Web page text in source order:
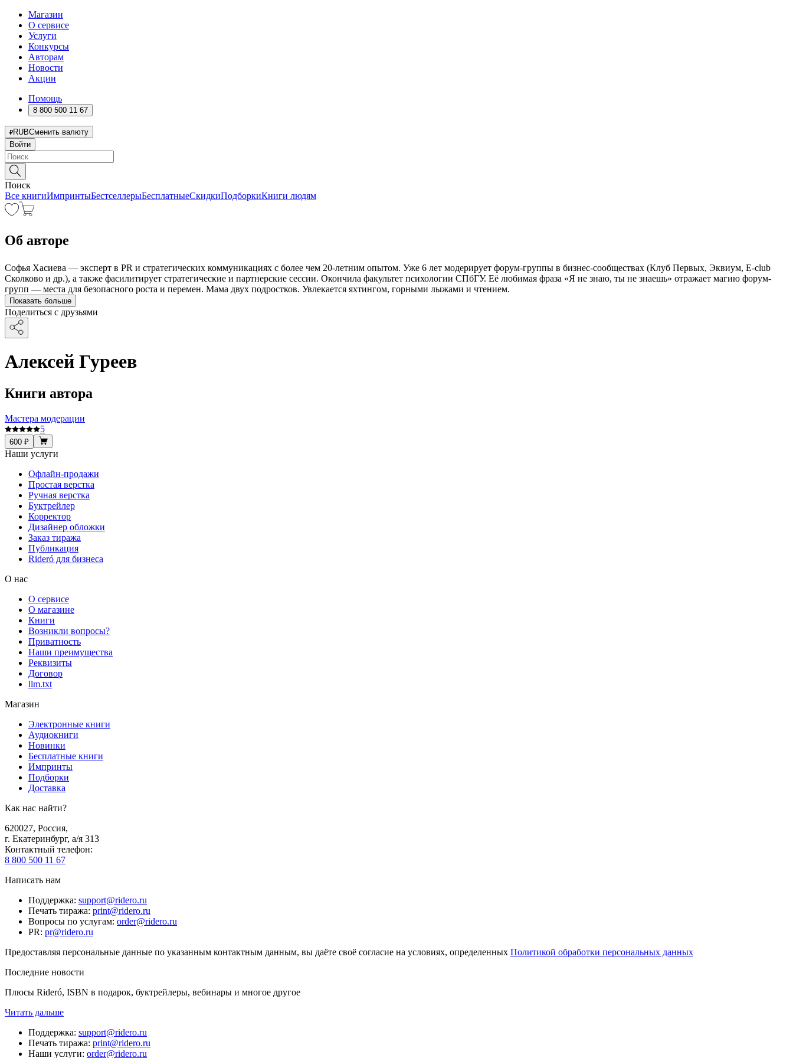
Магазин
О сервисе
Услуги
Конкурсы
Авторам
Новости
Акции
Помощь
8 800 500 11 67
RUBСменить валюту
Войти
Поиск
Все книгиИмпринтыБестселлерыБесплатныеСкидкиПодборкиКниги людям
Об авторе
Софья Хасиева — эксперт в PR и стратегических коммуникациях с более чем 20-летним опытом. Уже 6 лет модерирует форум-группы в бизнес-сообществах (Клуб Первых, Эквиум, E-club
Сколково и др.), а также фасилитирует стратегические и партнерские сессии. Окончила факультет психологии СПбГУ. Её любимая фраза «Я не знаю, ты не знаешь» отражает магию форум-
групп — места для безопасного роста и перемен. Мама двух подростков. Увлекается яхтингом, горными лыжами и чтением.
Показать больше
Поделиться с друзьями
Алексей Гуреев
Книги автора
Мастера модерации
5
600 ₽
Наши услуги
Офлайн-продажи
Простая верстка
Ручная верстка
Буктрейлер
Корректор
Дизайнер обложки
Заказ тиража
Публикация
Rideró для бизнеса
О нас
О сервисе
О магазине
Книги
Возникли вопросы?
Приватность
Наши преимущества
Реквизиты
Договор
llm.txt
Магазин
Электронные книги
Аудиокниги
Новинки
Бесплатные книги
Импринты
Подборки
Доставка
Как нас найти?
620027, Россия,
г. Екатеринбург, а/я 313
Контактный телефон:
8 800 500 11 67
Написать нам
Поддержка: support@ridero.ru
Печать тиража: print@ridero.ru
Вопросы по услугам: order@ridero.ru
PR: pr@ridero.ru
Предоставляя персональные данные по указанным контактным данным, вы даёте своё согласие на условиях, определенных Политикой обработки персональных данных
Последние новости
Плюсы Rideró, ISBN в подарок, буктрейлеры, вебинары и многое другое
Читать дальше
Поддержка: support@ridero.ru
Печать тиража: print@ridero.ru
Наши услуги: order@ridero.ru